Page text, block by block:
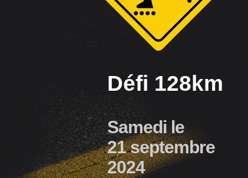
Défi 128km
Samedi le
21 septembre
2024